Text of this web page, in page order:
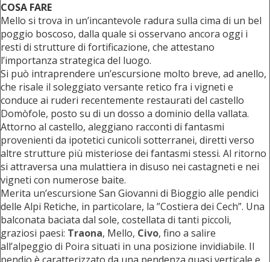
COSA FARE
Mello si trova in un’incantevole radura sulla cima di un bel
poggio boscoso, dalla quale si osservano ancora oggi i
resti di strutture di fortificazione, che attestano
l’importanza strategica del luogo.
Si può intraprendere un’escursione molto breve, ad anello,
che risale il soleggiato versante retico fra i vigneti e
conduce ai ruderi recentemente restaurati del castello
Domòfole, posto su di un dosso a dominio della vallata.
Attorno al castello, aleggiano racconti di fantasmi
provenienti da ipotetici cunicoli sotterranei, diretti verso
altre strutture più misteriose dei fantasmi stessi. Al ritorno
si attraversa una mulattiera in disuso nei castagneti e nei
vigneti con numerose baite.
Merita un’escursione San Giovanni di Bioggio alle pendici
delle Alpi Retiche, in particolare, la ”Costiera dei Cech”. Una
balconata baciata dal sole, costellata di tanti piccoli,
graziosi paesi: Traona, Mello, Civo, fino a salire
all’alpeggio di Poira situati in una posizione invidiabile. Il